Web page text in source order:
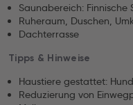
Saunabereich:
Ruheraum, Duschen,
Dachterrasse
Tipps & Hinweise
Haustiere gestattet:
Reduzierung von